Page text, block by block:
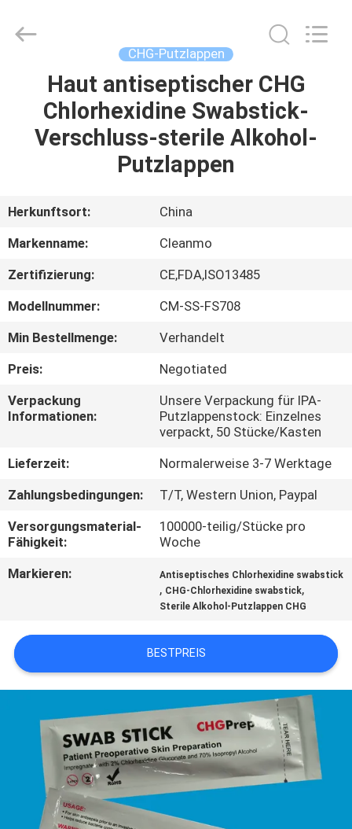
HAUS
PRODUKTE
UNS
AUSFLUG
QUALITÄTSKONTROLLE
TRETEN
SIE
UNS
IN
VERBINDUNG
NACHRICHTEN
SIE
EIN
SITEMAP
PRIVACY
CHG-Putzlappen
Haut antiseptischer CHG
Chlorhexidine Swabstick-
Verschluss-sterile Alkohol-
Putzlappen
Herkunftsort:
China
Markenname:
Cleanmo
Zertifizierung:
CE,FDA,ISO13485
Modellnummer:
CM-SS-FS708
Min Bestellmenge:
Verhandelt
Preis:
Negotiated
Verpackung
Informationen:
Unsere Verpackung für IPA-
Putzlappenstock: Einzelnes
verpackt, 50 Stücke/Kasten
Lieferzeit:
Normalerweise 3-7 Werktage
Zahlungsbedingungen:
T/T, Western Union, Paypal
Versorgungsmaterial-
Fähigkeit:
100000-teilig/Stücke pro
Woche
Markieren:
Antiseptisches Chlorhexidine swabstick
, CHG-Chlorhexidine swabstick,
Sterile Alkohol-Putzlappen CHG
BESTPREIS